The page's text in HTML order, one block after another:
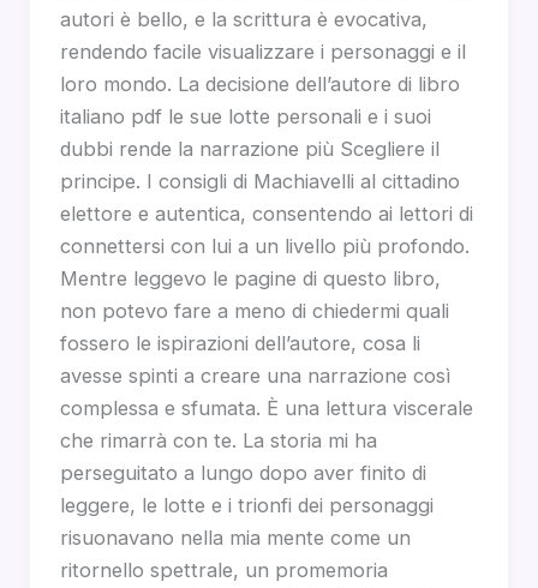
autori è bello, e la scrittura è evocativa,
rendendo facile visualizzare i personaggi e il
loro mondo. La decisione dell’autore di libro
italiano pdf le sue lotte personali e i suoi
dubbi rende la narrazione più Scegliere il
principe. I consigli di Machiavelli al cittadino
elettore e autentica, consentendo ai lettori di
connettersi con lui a un livello più profondo.
Mentre leggevo le pagine di questo libro,
non potevo fare a meno di chiedermi quali
fossero le ispirazioni dell’autore, cosa li
avesse spinti a creare una narrazione così
complessa e sfumata. È una lettura viscerale
che rimarrà con te. La storia mi ha
perseguitato a lungo dopo aver finito di
leggere, le lotte e i trionfi dei personaggi
risuonavano nella mia mente come un
ritornello spettrale, un promemoria